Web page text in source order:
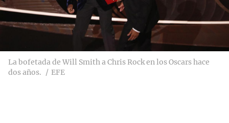
La bofetada de Will Smith a Chris Rock en los Oscars hace
dos años.
EFE